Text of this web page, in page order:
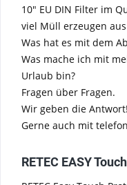
10" EU DIN Filter im
viel Müll erzeugen
Was hat es mit dem
Was mache ich mit
Urlaub bin?
Fragen über Fragen.
Wir geben die Antwort!
Gerne auch mit
RETEC EASY